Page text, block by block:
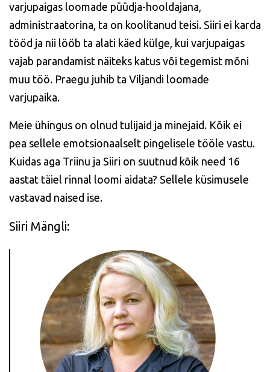
varjupaigas loomade püüdja-hooldajana,
administraatorina, ta on koolitanud teisi. Siiri ei karda
tööd ja nii lööb ta alati käed külge, kui varjupaigas
vajab parandamist näiteks katus või tegemist mõni
muu töö. Praegu juhib ta Viljandi loomade
varjupaika.
Meie ühingus on olnud tulijaid ja minejaid. Kõik ei
pea sellele emotsionaalselt pingelisele tööle vastu.
Kuidas aga Triinu ja Siiri on suutnud kõik need 16
aastat täiel rinnal loomi aidata? Sellele küsimusele
vastavad naised ise.
Siiri Mängli: